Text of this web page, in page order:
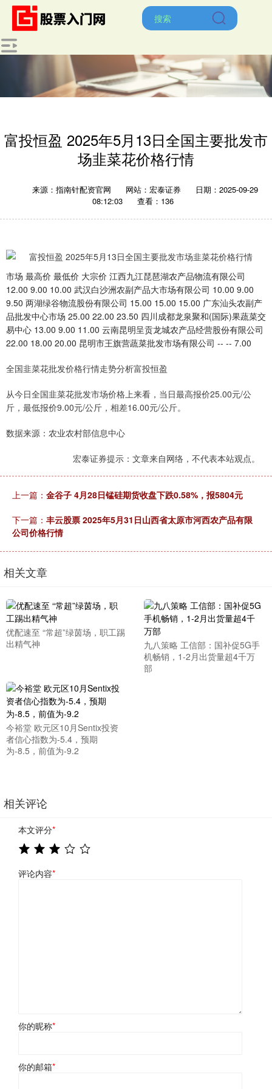
富投恒盈 2025年5月13日全国主要批发市
场韭菜花价格行情
来源：指南针配资官网 网站：宏泰证券
日期：2025-09-29
08:12:03
查看：136
市场 最高价 最低价 大宗价 江西九江琵琶湖农产品物流有限公司
12.00 9.00 10.00 武汉白沙洲农副产品大市场有限公司 10.00 9.00
9.50 两湖绿谷物流股份有限公司 15.00 15.00 15.00 广东汕头农副产
品批发中心市场 25.00 22.00 23.50 四川成都龙泉聚和(国际)果蔬菜交
易中心 13.00 9.00 11.00 云南昆明呈贡龙城农产品经营股份有限公司
22.00 18.00 20.00 昆明市王旗营蔬菜批发市场有限公司 -- -- 7.00
全国韭菜花批发价格行情走势分析富投恒盈
从今日全国韭菜花批发市场价格上来看，当日最高报价25.00元/公
斤，最低报价9.00元/公斤，相差16.00元/公斤。
数据来源：农业农村部信息中心
宏泰证券提示：文章来自网络，不代表本站观点。
上一篇： 金谷子 4月28日锰硅期货收盘下跌0.58%，报5804元
下一篇： 丰云股票 2025年5月31日山西省太原市河西农产品有限
公司价格行情
相关文章
优配速至 “常超”绿茵场，职工踢
出精气神
九八策略 工信部：国补促5G手
机畅销，1-2月出货量超4千万
部
今裕堂 欧元区10月Sentix投资
者信心指数为-5.4，预期
为-8.5，前值为-9.2
相关评论
本文评分*
评论内容*
你的昵称*
你的邮箱*